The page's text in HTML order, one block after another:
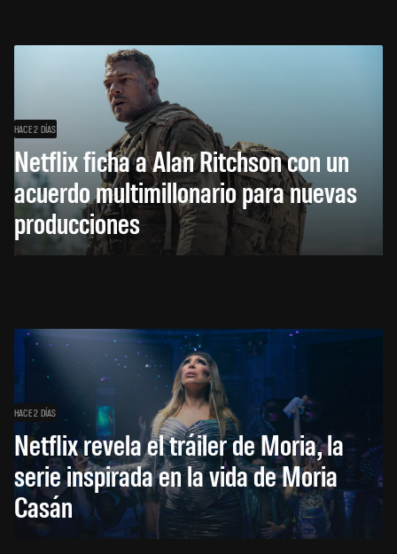
HACE 2 DÍAS
Netflix ficha a Alan Ritchson con un
acuerdo multimillonario para nuevas
producciones
HACE 2 DÍAS
Netflix revela el tráiler de Moria, la
serie inspirada en la vida de Moria
Casán